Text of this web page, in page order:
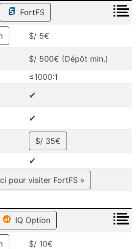
FortFS
$/ 5€
$/ 500€ (Dépôt min.)
≤1000:1
✔
✔
$/ 35€
✔
pour visiter FortFS »
IQ Option
$/ 10€